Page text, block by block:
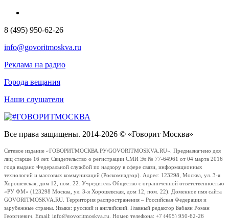
8 (495) 950-62-26
info@govoritmoskva.ru
Реклама на радио
Города вещания
Наши слушатели
Все права защищены. 2014-2026 © «Говорит Москва»
Сетевое издание «ГОВОРИТМОСКВА.РУ/GOVORITMOSKVA.RU». Предназначено для
лиц старше 16 лет. Свидетельство о регистрации СМИ Эл № 77-64961 от 04 марта 2016
года выдано Федеральной службой по надзору в сфере связи, информационных
технологий и массовых коммуникаций (Роскомнадзор). Адрес: 123298, Москва, ул. 3-я
Хорошевская, дом 12, пом. 22. Учредитель Общество с ограниченной ответственностью
«РУ ФМ» (123298 Москва, ул. 3-я Хорошевская, дом 12, пом. 22). Доменное имя сайта
GOVORITMOSKVA.RU. Территория распространения – Российская Федерация и
зарубежные страны. Языки: русский и английский. Главный редактор Бабаян Роман
Георгиевич. Email: info@govoritmoskva.ru. Номер телефона: +7 (495) 950-62-26